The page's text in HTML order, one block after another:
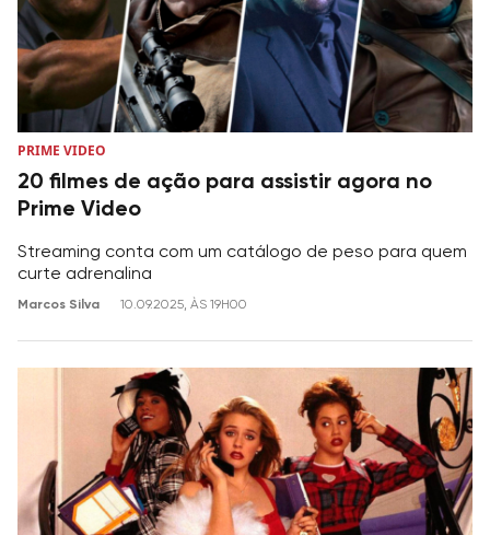
PRIME VIDEO
20 filmes de ação para assistir agora no
Prime Video
Streaming conta com um catálogo de peso para quem
curte adrenalina
Marcos Silva 10.09.2025, ÀS 19H00